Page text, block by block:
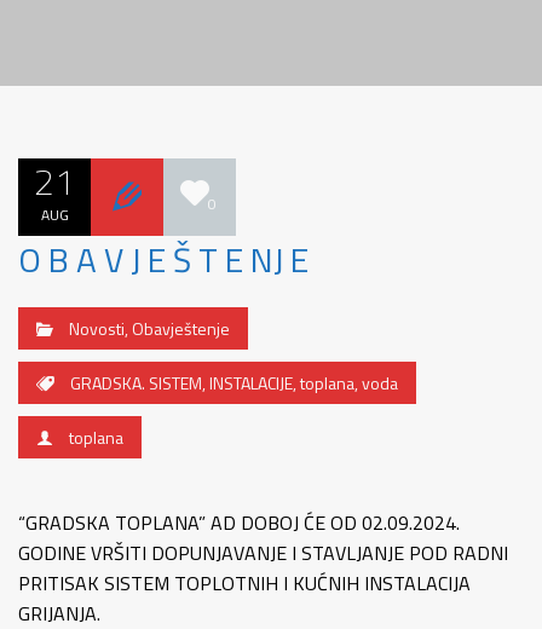
21
AUG 0
O B A V J E Š T E NJ E
Novosti,Obavještenje
GRADSKA. SISTEM,INSTALACIJE,toplana,voda
toplana
“GRADSKA TOPLANA” AD DOBOJ ĆE OD 02.09.2024.
GODINE VRŠITI DOPUNJAVANJE I STAVLJANJE POD RADNI
PRITISAK SISTEM TOPLOTNIH I KUĆNIH INSTALACIJA
GRIJANJA.